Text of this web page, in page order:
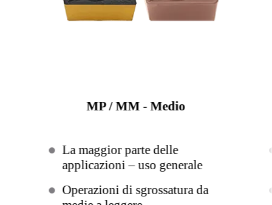
MP / MM - Medio
La maggior parte delle
applicazioni – uso generale
Operazioni di sgrossatura da